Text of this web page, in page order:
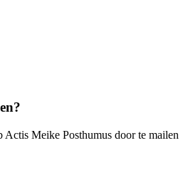
Actis Meike Posthumus door te mailen